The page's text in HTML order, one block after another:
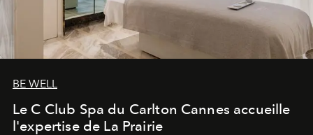
BE WELL
Le C Club Spa du Carlton Cannes accueille
l'expertise de La Prairie